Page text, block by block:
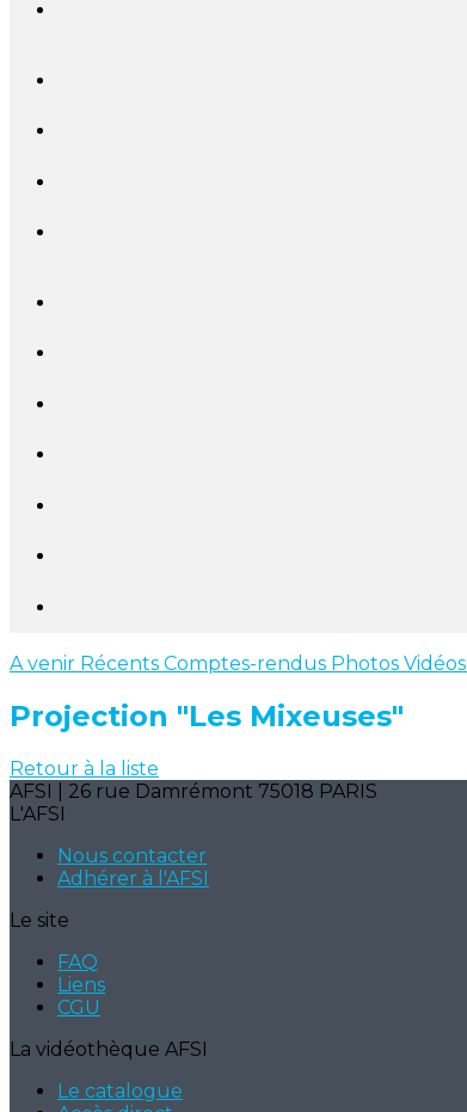
A venir Récents Comptes-rendus Photos Vidéos
Projection "Les Mixeuses"
Retour à la liste
AFSI | 26 rue Damrémont 75018 PARIS
L'AFSI
Nous contacter
Adhérer à l'AFSI
Le site
FAQ
Liens
CGU
La vidéothèque AFSI
Le catalogue